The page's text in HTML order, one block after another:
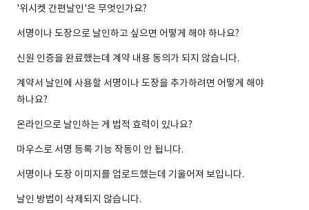
'위시켓 간편날인'은 무엇인가요?
서명이나 도장으로 날인하고 싶으면 어떻게 해야 하나요?
신원 인증을 완료했는데 계약 내용 동의가 되지 않습니다.
계약서 날인에 사용할 서명이나 도장을 추가하려면 어떻게 해야
하나요?
온라인으로 날인하는 게 법적 효력이 있나요?
마우스로 서명 등록 기능 작동이 안 됩니다.
서명이나 도장 이미지를 업로드했는데 기울어져 보입니다.
날인 방법이 삭제되지 않습니다.